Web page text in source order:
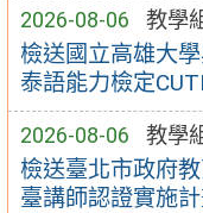
2026-08-06 教學
檢送國立高雄大
泰語能力檢定
2026-08-06 教學
檢送臺北市政府
臺講師認證實施